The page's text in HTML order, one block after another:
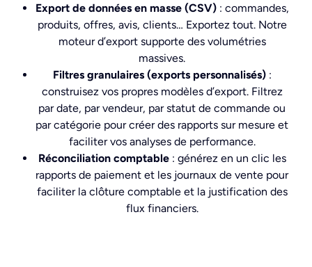
Export de données en masse (CSV): commandes,
produits, offres, avis, clients… Exportez tout. Notre
moteur d’export supporte des volumétries
massives.
Filtres granulaires (exports personnalisés):
construisez vos propres modèles d’export. Filtrez
par date, par vendeur, par statut de commande ou
par catégorie pour créer des rapports sur mesure et
faciliter vos analyses de performance.
Réconciliation comptable: générez en un clic les
rapports de paiement et les journaux de vente pour
faciliter la clôture comptable et la justification des
flux financiers.